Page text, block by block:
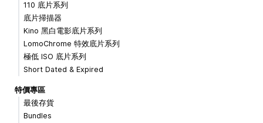
110 底片系列
底片掃描器
Kino 黑白電影底片系列
LomoChrome 特效底片系列
極低 ISO 底片系列
Short Dated & Expired
特價專區
最後存貨
Bundles